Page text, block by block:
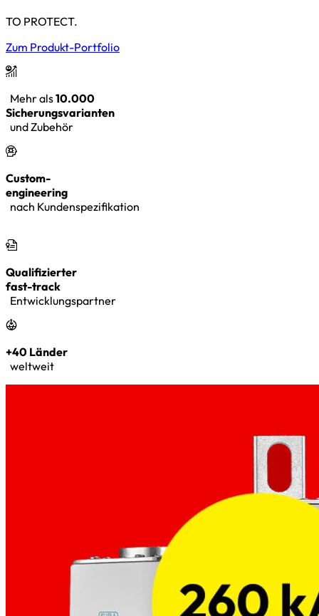
TO PROTECT.
Zum Produkt-Portfolio
Mehr als10.000
Sicherungsvarianten
und Zubehör
Custom-
engineering
nach Kundenspezifikation
Qualifizierter
fast-track
Entwicklungspartner
+40 Länder
weltweit